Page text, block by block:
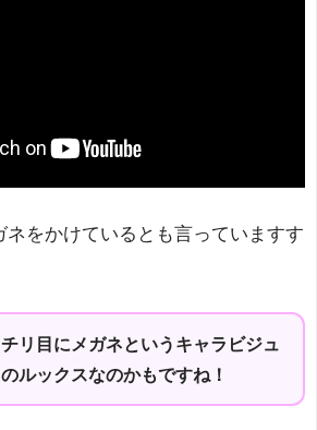
ネをかけているとも言っていますす
リ目にメガネというキャラビジュ
ルックスなのかもですね！